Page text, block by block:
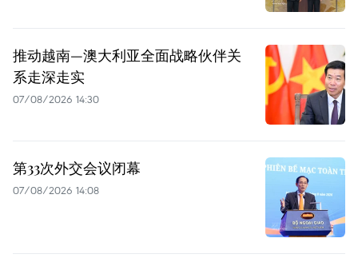
推动越南—澳大利亚全面战略伙伴关
系走深走实
07/08/2026 14:30
第33次外交会议闭幕
07/08/2026 14:08